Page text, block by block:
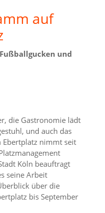
auf
und
die Gastronomie lädt
und auch das
nimmt seit
Köln beauftragt
seine Arbeit
über die
bis September